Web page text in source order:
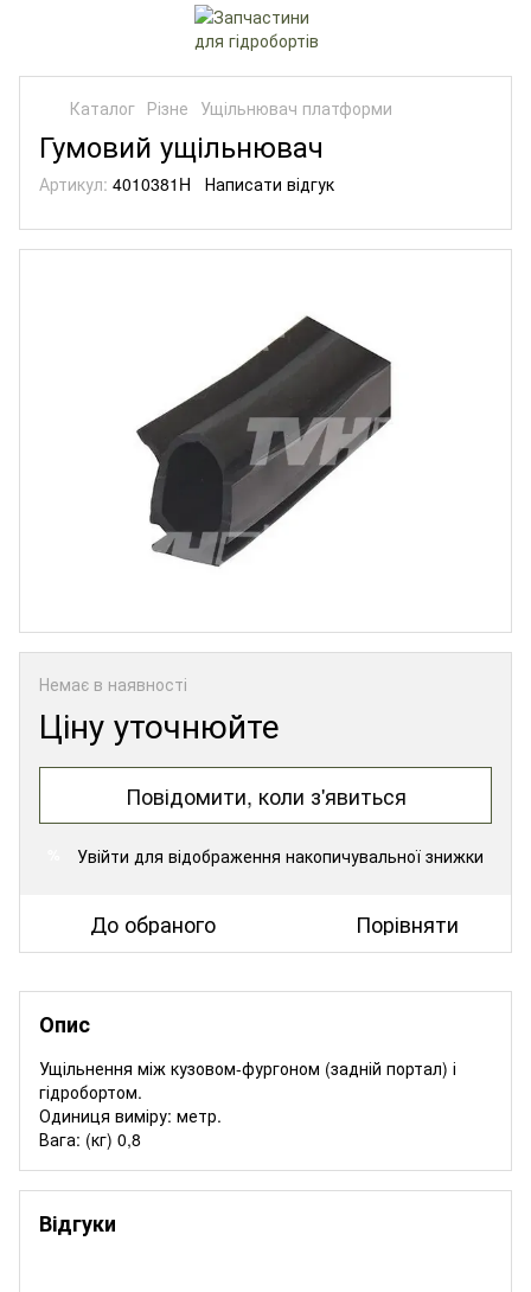
Каталог Різне Ущільнювач платформи
Гумовий ущільнювач
Артикул: 4010381H Написати відгук
Немає в наявності
Ціну уточнюйте
Повідомити, коли з'явиться
Увійти для відображення накопичувальної знижки
До обраного Порівняти
Опис
Ущільнення між кузовом-фургоном (задній портал) і
гідробортом.
Одиниця виміру: метр.
Вага: (кг) 0,8
Відгуки